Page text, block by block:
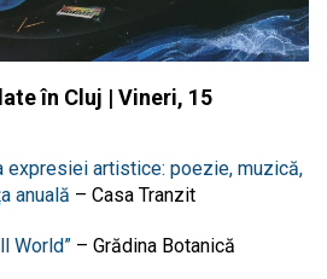
în Cluj | Vineri, 15
expresiei artistice: poezie, muzică,
anuală – Casa Tranzit
World” – Grădina Botanică